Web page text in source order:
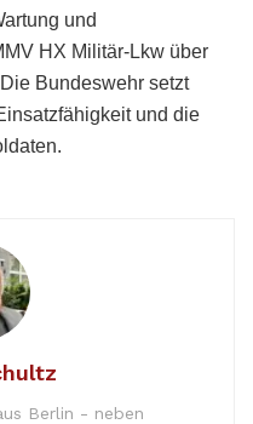
und
HX Militär-Lkw über
Bundeswehr setzt
und die
Berlin - neben